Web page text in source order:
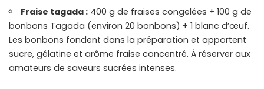
Fraise tagada : 400 g de fraises congelées + 100 g de
bonbons Tagada (environ 20 bonbons) + 1 blanc d’œuf.
Les bonbons fondent dans la préparation et apportent
sucre, gélatine et arôme fraise concentré. À réserver aux
amateurs de saveurs sucrées intenses.